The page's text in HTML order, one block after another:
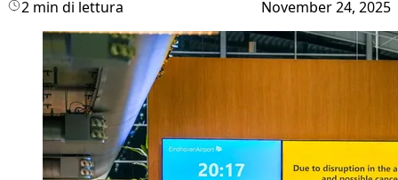
2 min di lettura November 24, 2025